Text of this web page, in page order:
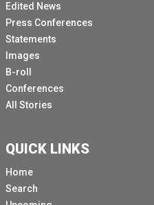
Edited News
Press Conferences
Statements
Images
B-roll
Conferences
All Stories
QUICK LINKS
Home
Search